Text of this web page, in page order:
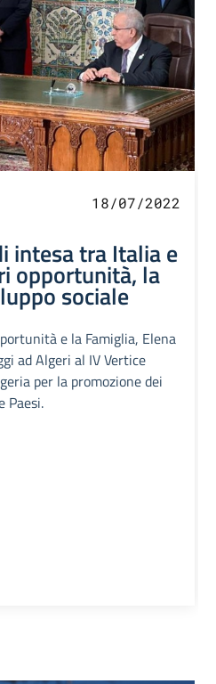
18/07/2022
intesa tra Italia e
opportunità, la
sociale
e la Famiglia, Elena
ad Algeri al IV Vertice
per la promozione dei
Paesi.